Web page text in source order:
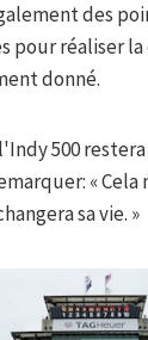
des
pour réaliser la
donné.
500
« Cela
sa vie. »